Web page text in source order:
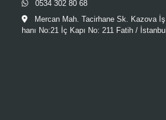
0534 302 80 68
Mercan Mah. Tacirhane Sk. Kazova İş
hanı No:21 İç Kapı No: 211 Fatih / İstanbul